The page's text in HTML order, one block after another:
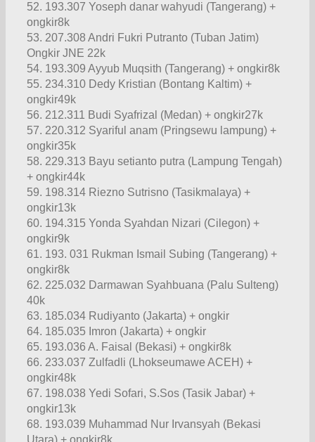
52. 193.307 Yoseph danar wahyudi (Tangerang) +
ongkir8k
53. 207.308 Andri Fukri Putranto (Tuban Jatim)
Ongkir JNE 22k
54. 193.309 Ayyub Muqsith (Tangerang) + ongkir8k
55. 234.310 Dedy Kristian (Bontang Kaltim) +
ongkir49k
56. 212.311 Budi Syafrizal (Medan) + ongkir27k
57. 220.312 Syariful anam (Pringsewu lampung) +
ongkir35k
58. 229.313 Bayu setianto putra (Lampung Tengah)
+ ongkir44k
59. 198.314 Riezno Sutrisno (Tasikmalaya) +
ongkir13k
60. 194.315 Yonda Syahdan Nizari (Cilegon) +
ongkir9k
61. 193. 031 Rukman Ismail Subing (Tangerang) +
ongkir8k
62. 225.032 Darmawan Syahbuana (Palu Sulteng)
40k
63. 185.034 Rudiyanto (Jakarta) + ongkir
64. 185.035 Imron (Jakarta) + ongkir
65. 193.036 A. Faisal (Bekasi) + ongkir8k
66. 233.037 Zulfadli (Lhokseumawe ACEH) +
ongkir48k
67. 198.038 Yedi Sofari, S.Sos (Tasik Jabar) +
ongkir13k
68. 193.039 Muhammad Nur Irvansyah (Bekasi